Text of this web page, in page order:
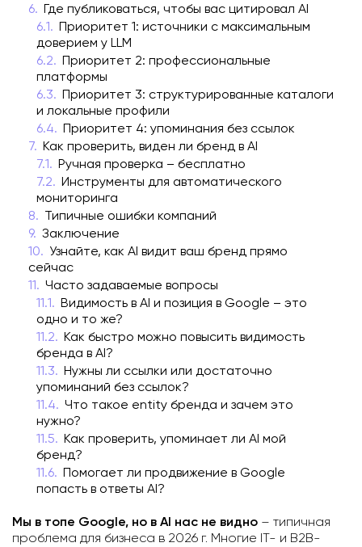
Где публиковаться, чтобы вас цитировал AI
Приоритет 1: источники с максимальным
доверием у LLM
Приоритет 2: профессиональные
платформы
Приоритет 3: структурированные каталоги
и локальные профили
Приоритет 4: упоминания без ссылок
Как проверить, виден ли бренд в AI
Ручная проверка – бесплатно
Инструменты для автоматического
мониторинга
Типичные ошибки компаний
Заключение
Узнайте, как AI видит ваш бренд прямо
сейчас
Часто задаваемые вопросы
Видимость в AI и позиция в Google – это
одно и то же?
Как быстро можно повысить видимость
бренда в AI?
Нужны ли ссылки или достаточно
упоминаний без ссылок?
Что такое entity бренда и зачем это
нужно?
Как проверить, упоминает ли AI мой
бренд?
Помогает ли продвижение в Google
попасть в ответы AI?
Мы в топе Google, но в AI нас не видно – типичная
проблема для бизнеса в 2026 г. Многие IT- и B2B-